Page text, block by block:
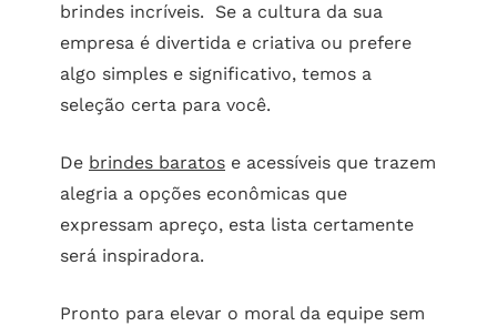
brindes incríveis. Se a cultura da sua
empresa é divertida e criativa ou prefere
algo simples e significativo, temos a
seleção certa para você.
De brindes baratos e acessíveis que trazem
alegria a opções econômicas que
expressam apreço, esta lista certamente
será inspiradora.
Pronto para elevar o moral da equipe sem